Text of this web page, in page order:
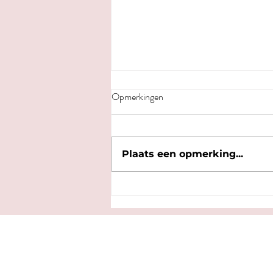
Delft het zonnedak van het KD-
Opmerkingen
Plaats een opmerking...